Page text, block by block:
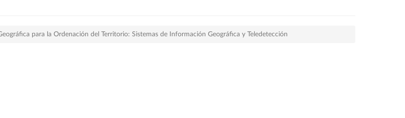
para la Ordenación del Territorio: Sistemas de Información Geográfica y Teledetección